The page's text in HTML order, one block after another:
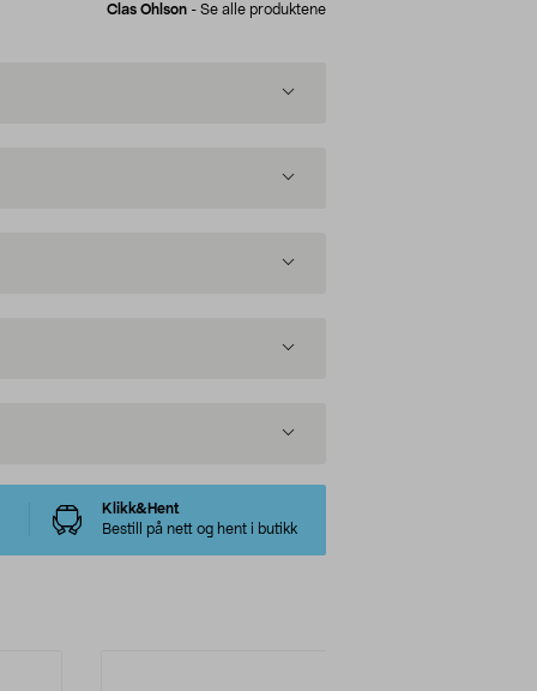
Clas Ohlson - Se alle produktene
Klikk&Hent
Bestill på nett og hent i butikk